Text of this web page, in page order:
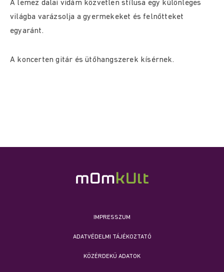
A lemez dalai vidám közvetlen stílusa egy különleges
világba varázsolja a gyermekeket és felnőtteket
egyaránt.
A koncerten gitár és ütőhangszerek kísérnek.
IMPRESSZUM
ADATVÉDELMI TÁJÉKOZTATÓ
KÖZÉRDEKŰ ADATOK